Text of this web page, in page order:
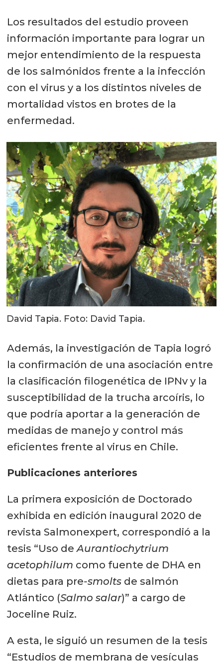
Los resultados del estudio proveen
información importante para lograr un
mejor entendimiento de la respuesta
de los salmónidos frente a la infección
con el virus y a los distintos niveles de
mortalidad vistos en brotes de la
enfermedad.
David Tapia. Foto: David Tapia.
Además, la investigación de Tapia logró
la confirmación de una asociación entre
la clasificación filogenética de IPNv y la
susceptibilidad de la trucha arcoíris, lo
que podría aportar a la generación de
medidas de manejo y control más
eficientes frente al virus en Chile.
Publicaciones anteriores
La primera exposición de Doctorado
exhibida en edición inaugural 2020 de
revista Salmonexpert, correspondió a la
tesis “Uso deAurantiochytrium
acetophilum como fuente de DHA en
dietas para pre-smoltsde salmón
Atlántico (Salmo salar)” a cargo de
Joceline Ruiz.
A esta, le siguió un resumen de la tesis
“Estudios de membrana de vesículas